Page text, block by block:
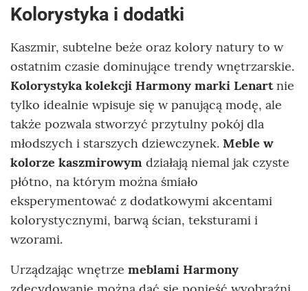
Kolorystyka i dodatki
Kaszmir, subtelne beże oraz kolory natury to w
ostatnim czasie dominujące trendy wnętrzarskie.
Kolorystyka kolekcji Harmony marki Lenartnie
tylko idealnie wpisuje się w panującą modę, ale
także pozwala stworzyć przytulny pokój dla
młodszych i starszych dziewczynek. Meble w
kolorze kaszmirowym działają niemal jak czyste
płótno, na którym można śmiało
eksperymentować z dodatkowymi akcentami
kolorystycznymi, barwą ścian, teksturami i
wzorami.
Urządzając wnętrze meblami Harmony